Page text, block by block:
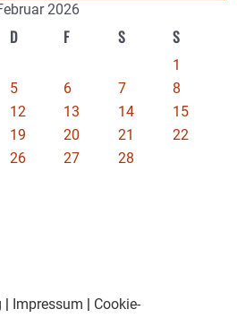
2026
D F S S
1
5 6 7
8
12 13 14
15
19 20 21
22
26 27
28
Impressum
Cookie-